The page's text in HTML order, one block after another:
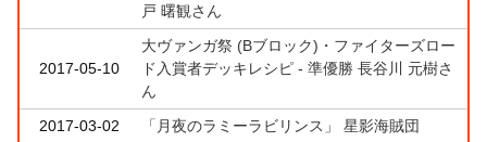
戸 曙観さん
2017-05-10
大ヴァンガ祭 (Bブロック)・ファイターズロー
ド入賞者デッキレシピ - 準優勝 長谷川 元樹さ
ん
2017-03-02
「月夜のラミーラビリンス」 星影海賊団